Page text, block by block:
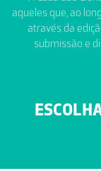
aqueles que, ao
através da
submissão e